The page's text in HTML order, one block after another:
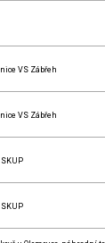
VS Zábřeh
VS Zábřeh
SKUP
SKUP